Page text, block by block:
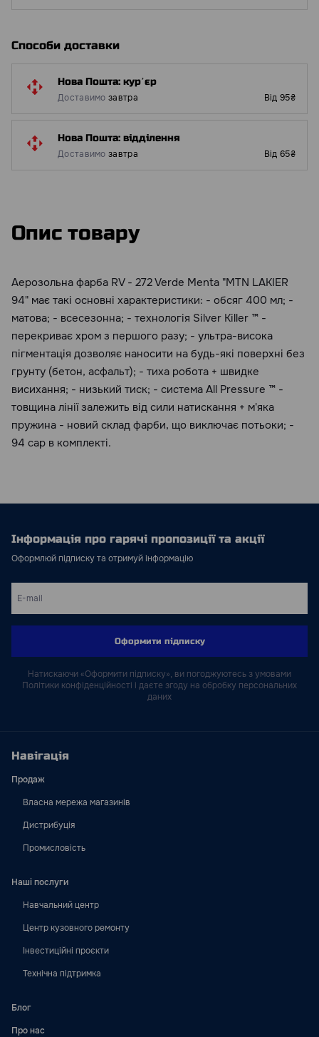
Способи доставки
Нова Пошта: курʼєр
Доставимо завтра Від 95₴
Нова Пошта: відділення
Доставимо завтра Від 65₴
Опис товару
Аерозольна фарба RV - 272 Verde Menta "MTN LAKIER
94" має такі основні характеристики: - обсяг 400 мл; -
матова; - всесезонна; - технологія Silver Killer ™ -
перекриває хром з першого разу; - ультра-висока
пігментація дозволяє наносити на будь-які поверхні без
грунту (бетон, асфальт); - тиха робота + швидке
висихання; - низький тиск; - система All Pressure ™ -
товщина лінії залежить від сили натискання + м'яка
пружина - новий склад фарби, що виключає потьоки; -
94 cap в комплекті.
Інформація про гарячі пропозиції та акції
Оформлюй підписку та отримуй інформацію
Оформити підписку
Натискаючи «Оформити підписку», ви погоджуютесь з умовами
Політики конфіденційності і даєте згоду на обробку персональних
даних
Навігація
Продаж
Власна мережа магазинів
Дистрибуція
Промисловість
Наші послуги
Навчальний центр
Центр кузовного ремонту
Інвестиційні проєкти
Технічна підтримка
Блог
Про нас